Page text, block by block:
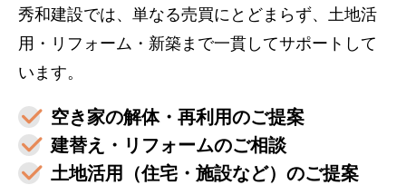
秀和建設では、単なる売買にとどまらず、土地活
用・リフォーム・新築まで一貫してサポートして
います。
空き家の解体・再利用のご提案
建替え・リフォームのご相談
土地活用（住宅・施設など）のご提案